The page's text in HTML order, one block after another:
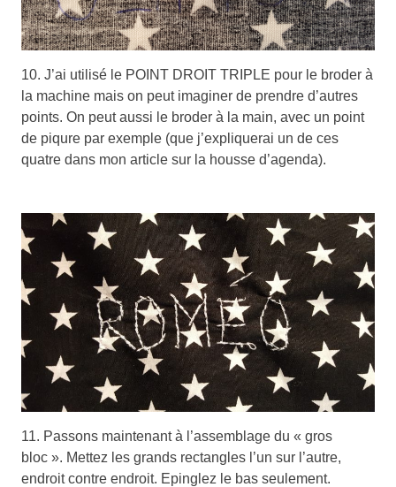
10. J’ai utilisé le POINT DROIT TRIPLE pour le broder à
la machine mais on peut imaginer de prendre d’autres
points. On peut aussi le broder à la main, avec un point
de piqure par exemple (que j’expliquerai un de ces
quatre dans mon article sur la housse d’agenda).
11. Passons maintenant à l’assemblage du « gros
bloc ». Mettez les grands rectangles l’un sur l’autre,
endroit contre endroit. Epinglez le bas seulement.